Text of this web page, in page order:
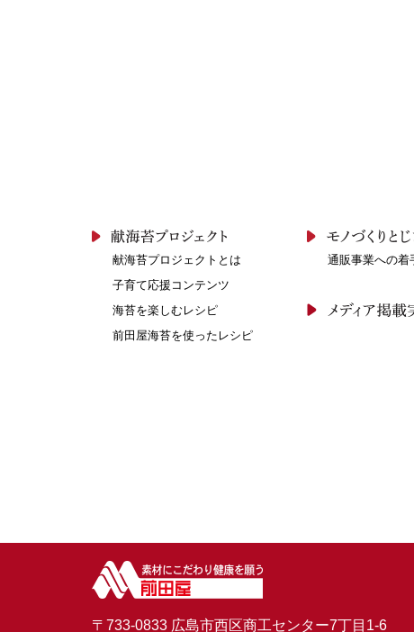
献海苔プロジェクトとは
子育て応援コンテンツ
海苔を楽しむレシピ
前田屋海苔を使ったレシピ
通販事業への着
〒733-0833 広島市西区商工センター7丁目1-6